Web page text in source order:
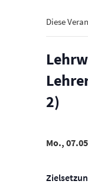
Diese
2)
Mo.,